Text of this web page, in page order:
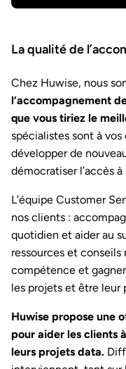
La qualité de
Chez Huwise, nous
l’accompagnement
que vous tiriez le
spécialistes sont à
développer de
démocratiser l’accès
L’équipe Customer
nos clients :
quotidien et aider au
ressources et conseils
compétence et
les projets et être leur
Huwise propose une
pour aider les clients
leurs projets data.